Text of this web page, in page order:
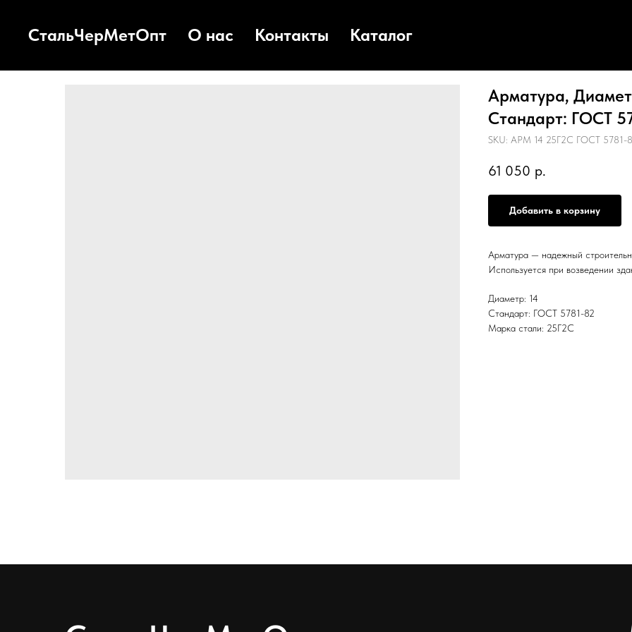
СтальЧерМетОпт О нас Контакты Каталог
Арматура,
Стандарт: ГОСТ
SKU: АРМ 14 25Г2С ГОСТ 5781-
61 050 р.
Добавить в корзину
Арматура — надежный
Используется при возведении
Диаметр: 14
Стандарт: ГОСТ 5781-82
Марка стали: 25Г2С